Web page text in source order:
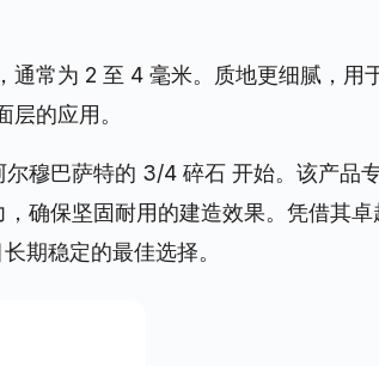
通常为 2 至 4 毫米。质地更细腻，用
的应用。
穆巴萨特的 3/4 碎石 开始。该产品
确保坚固耐用的建造效果。凭借其卓
期稳定的最佳选择。